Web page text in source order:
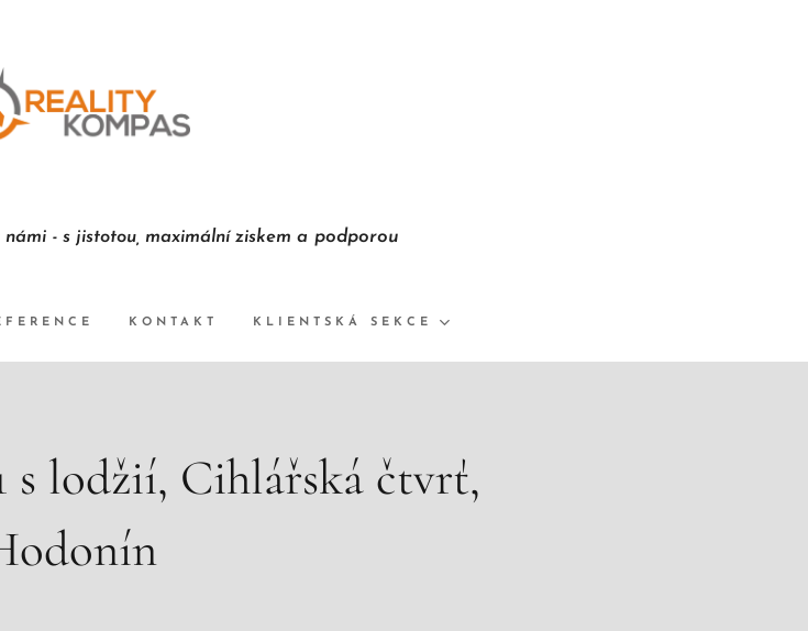
- s jistotou, maximální ziskem a podporou
KONTAKT KLIENTSKÁ SEKCE
s lodžií, Cihlářská čtvrť,